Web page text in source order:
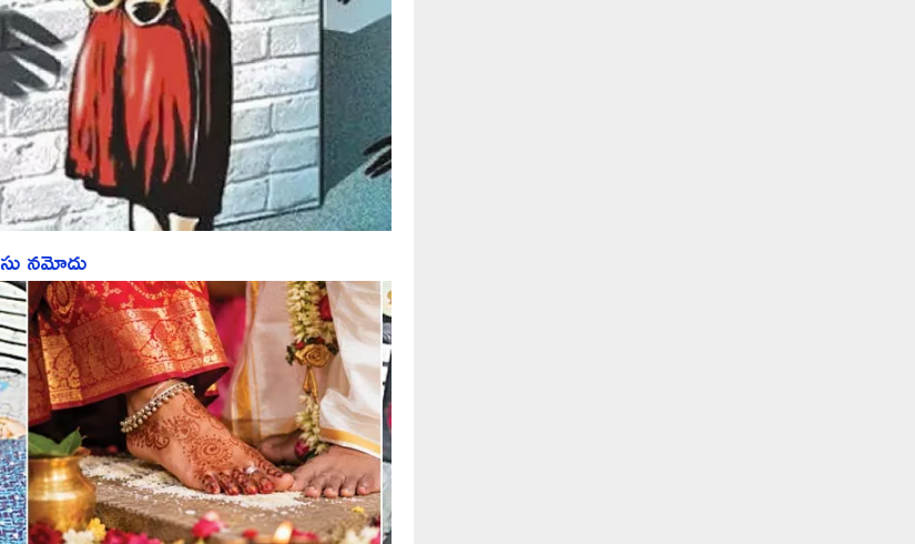
నమోదు